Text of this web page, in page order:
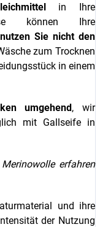
in Ihre
können Ihre
Sie nicht den
zum Trocknen
in einem
umgehend, wir
mit Gallseife in
erfahren
und ihre
der Nutzung